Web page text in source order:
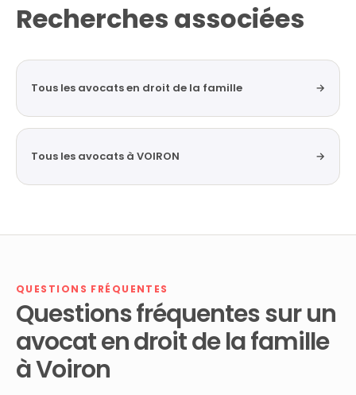
Recherches associées
Tous les avocats en droit de la famille →
Tous les avocats à VOIRON →
QUESTIONS FRÉQUENTES
Questions fréquentes sur un
avocat en droit de la famille
à Voiron